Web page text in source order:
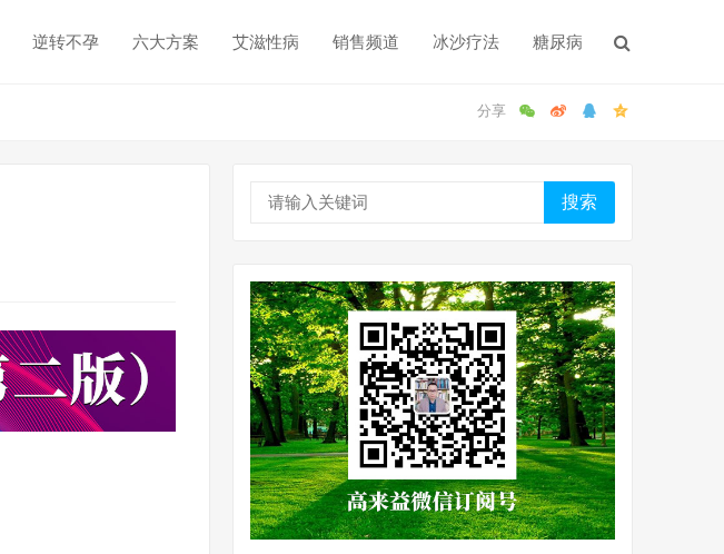
逆转不孕 六大方案 艾滋性病 销售频道 冰沙疗法 糖尿病
搜索